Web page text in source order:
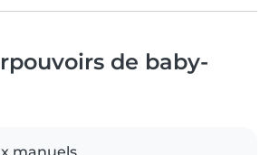
de baby-